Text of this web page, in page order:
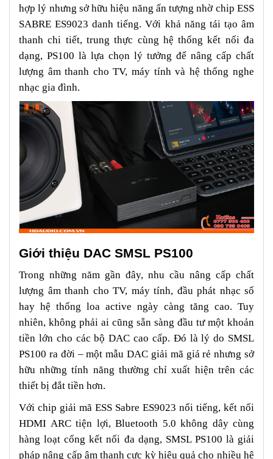
hợp lý nhưng sở hữu hiệu năng ấn tượng nhờ chip ESS
SABRE ES9023 danh tiếng. Với khả năng tái tạo âm
thanh chi tiết, trung thực cùng hệ thống kết nối đa
dạng, PS100 là lựa chọn lý tưởng để nâng cấp chất
lượng âm thanh cho TV, máy tính và hệ thống nghe
nhạc gia đình.
Giới thiệu DAC SMSL PS100
Trong những năm gần đây, nhu cầu nâng cấp chất
lượng âm thanh cho TV, máy tính, đầu phát nhạc số
hay hệ thống loa active ngày càng tăng cao. Tuy
nhiên, không phải ai cũng sẵn sàng đầu tư một khoản
tiền lớn cho các bộ DAC cao cấp. Đó là lý do SMSL
PS100 ra đời – một mẫu DAC giải mã giá rẻ nhưng sở
hữu những tính năng thường chỉ xuất hiện trên các
thiết bị đắt tiền hơn.
Với chip giải mã ESS Sabre ES9023 nổi tiếng, kết nối
HDMI ARC tiện lợi, Bluetooth 5.0 không dây cùng
hàng loạt cổng kết nối đa dạng, SMSL PS100 là giải
pháp nâng cấp âm thanh cực kỳ hiệu quả cho nhiều hệ